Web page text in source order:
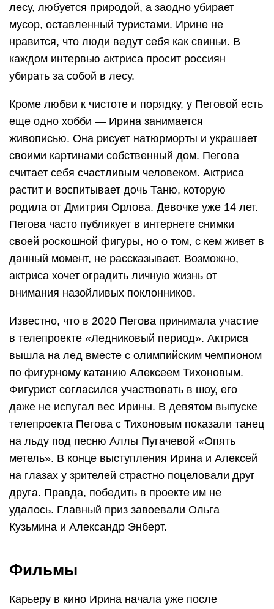
лесу, любуется природой, а заодно убирает
мусор, оставленный туристами. Ирине не
нравится, что люди ведут себя как свиньи. В
каждом интервью актриса просит россиян
убирать за собой в лесу.
Кроме любви к чистоте и порядку, у Пеговой есть
еще одно хобби — Ирина занимается
живописью. Она рисует натюрморты и украшает
своими картинами собственный дом. Пегова
считает себя счастливым человеком. Актриса
растит и воспитывает дочь Таню, которую
родила от Дмитрия Орлова. Девочке уже 14 лет.
Пегова часто публикует в интернете снимки
своей роскошной фигуры, но о том, с кем живет в
данный момент, не рассказывает. Возможно,
актриса хочет оградить личную жизнь от
внимания назойливых поклонников.
Известно, что в 2020 Пегова принимала участие
в телепроекте «Ледниковый период». Актриса
вышла на лед вместе с олимпийским чемпионом
по фигурному катанию Алексеем Тихоновым.
Фигурист согласился участвовать в шоу, его
даже не испугал вес Ирины. В девятом выпуске
телепроекта Пегова с Тихоновым показали танец
на льду под песню Аллы Пугачевой «Опять
метель». В конце выступления Ирина и Алексей
на глазах у зрителей страстно поцеловали друг
друга. Правда, победить в проекте им не
удалось. Главный приз завоевали Ольга
Кузьмина и Александр Энберт.
Фильмы
Карьеру в кино Ирина начала уже после